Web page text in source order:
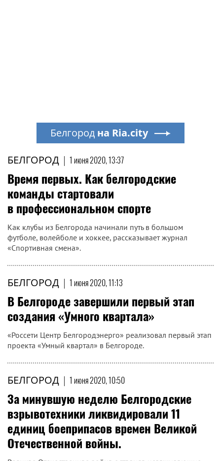
БЕЛГОРОД | 1 июня 2020, 13:37
Время первых. Как белгородские
команды стартовали
в профессиональном спорте
Как клубы из Белгорода начинали путь в большом
футболе, волейболе и хоккее, рассказывает журнал
«Спортивная смена».
БЕЛГОРОД | 1 июня 2020, 11:13
В Белгороде завершили первый этап
создания «Умного квартала»
«Россети Центр Белгородэнерго» реализовал первый этап
проекта «Умный квартал» в Белгороде.
БЕЛГОРОД | 1 июня 2020, 10:50
За минувшую неделю Белгородские
взрывотехники ликвидировали 11
единиц боеприпасов времен Великой
Отечественной войны.
Белгород на Ria.city